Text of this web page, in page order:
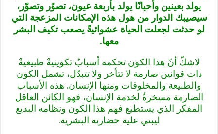
يولد بعينين وأحيانًا يولد بأربعة عيون، تصوّر وتصوّر،
سيصيبك الدوار من هول هذه الإمكانات المزعجة التي
لو حدثت لجعلت الحياة عشوائيةً يصعب تكيف البشر
معها.
لاشكّ أنّ هذا الكون تحكمه أسبابٌ تكوينيةٌ طبيعيةٌ
ذات قوانين صارمة لا تتأخر ولا تتبدّل، تشمل الكون
والطبيعة والمخلوقات ومنها الإنسان. هذه الأسباب
الصارمة مسخرةٌ لخدمة الإنسان، فهو الكائن العاقل
المفكر الذي يستطيع فهم هذا الكون ونظامه البديع
ليبني عليه حضارته البشرية.